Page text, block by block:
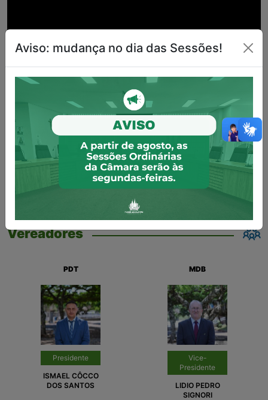
Vereadores
PDT
Presidente
ISMAEL CÔCCO
DOS SANTOS
MDB
Vice-
Presidente
LIDIO PEDRO
SIGNORI
Aviso: mudança no dia das Sessões!